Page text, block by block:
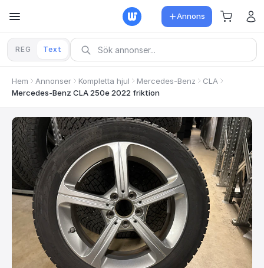
Annons
REG Text
Hem Annonser Kompletta hjul Mercedes-Benz
CLA
Mercedes-Benz CLA 250e 2022 friktion